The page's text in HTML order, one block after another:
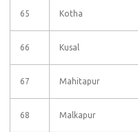
65 Kotha
66 Kusal
67 Mahitapur
68 Malkapur